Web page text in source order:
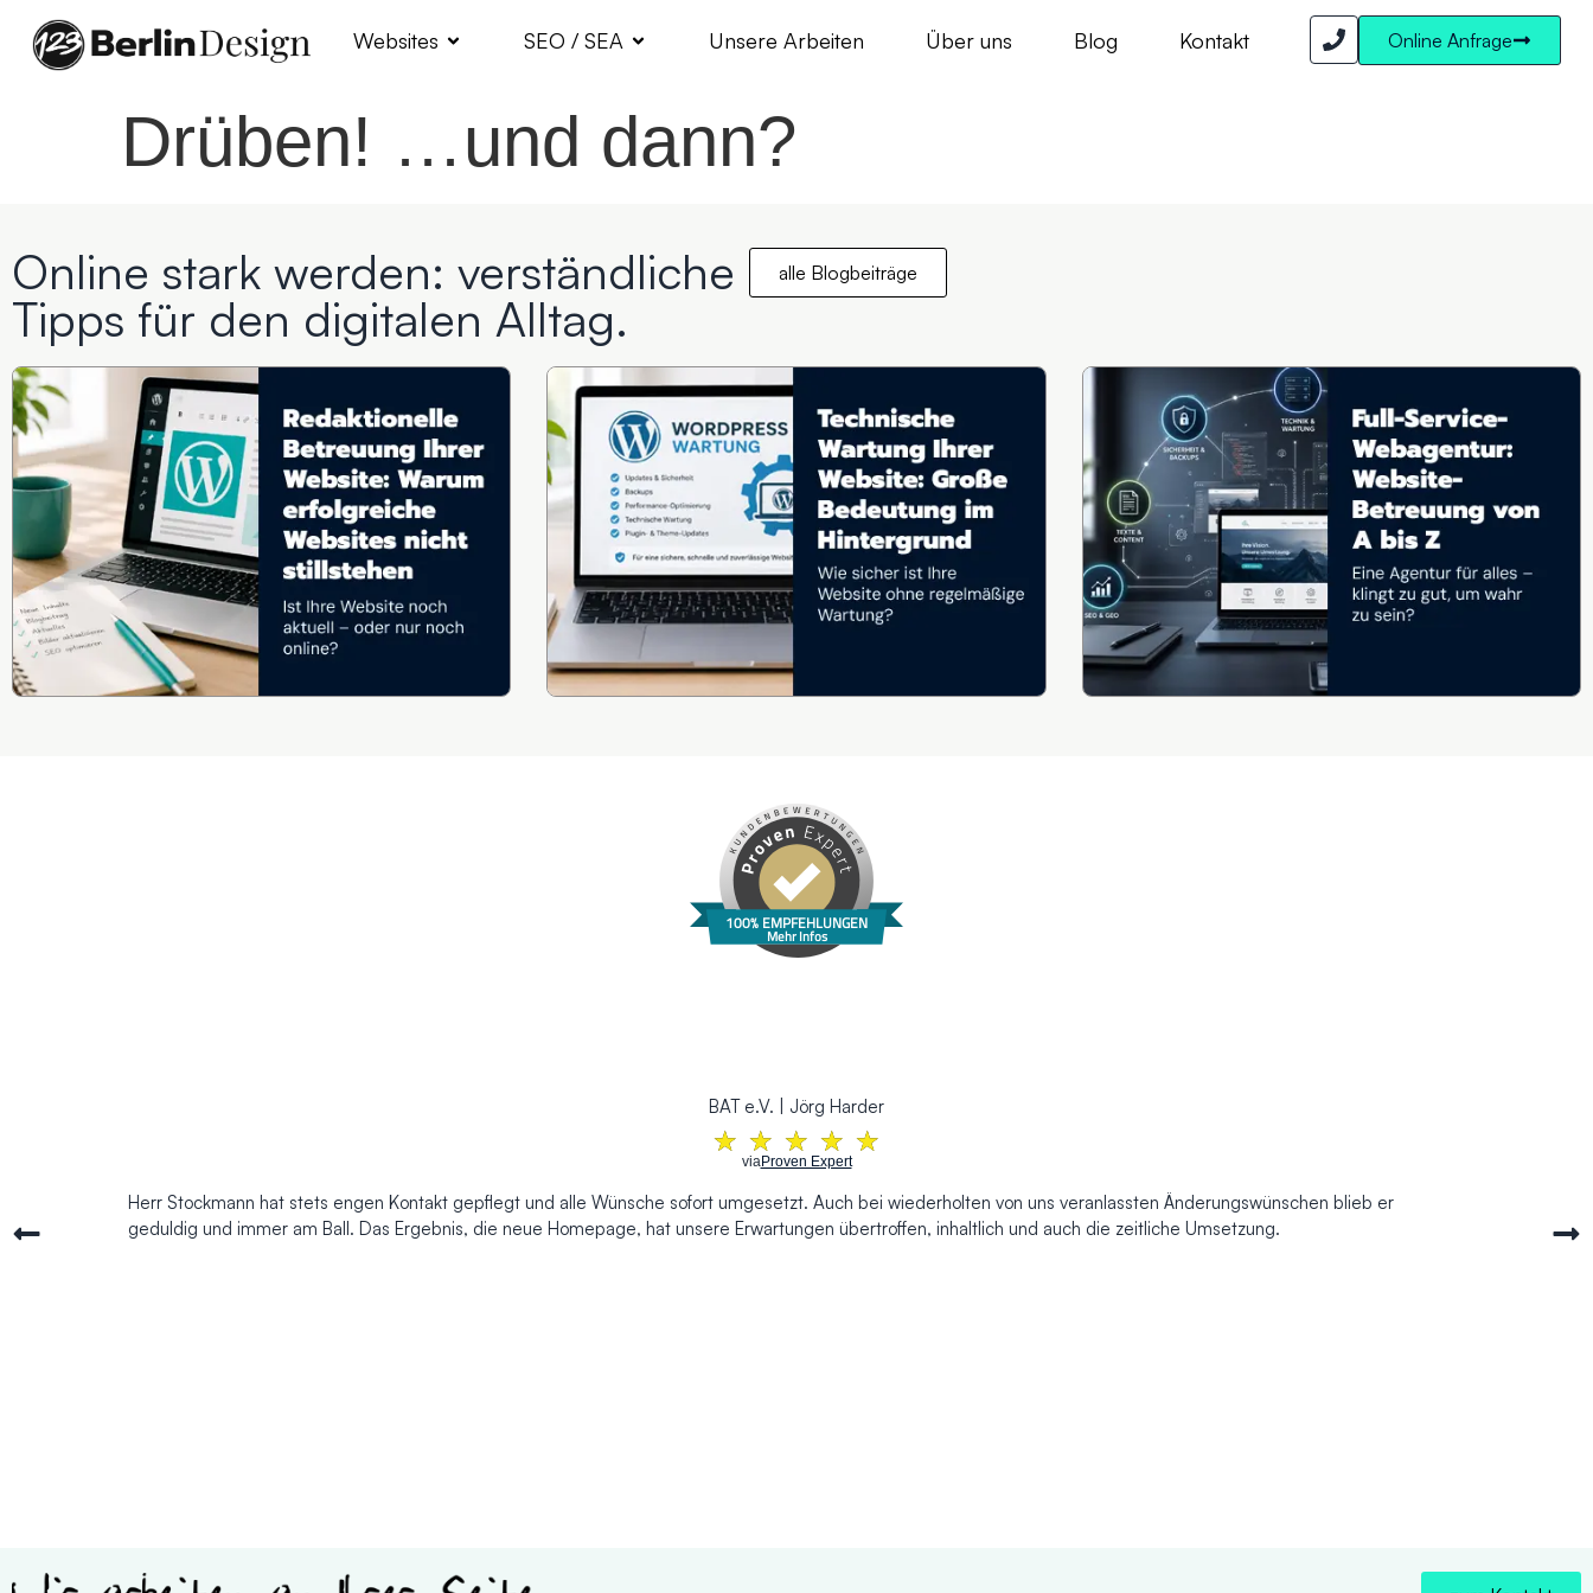
Websites SEO / SEA Unsere Arbeiten Über uns Blog Kontakt Online Anfrage
Drüben! …und dann?
Online stark werden: verständliche
Tipps für den digitalen Alltag.
alle Blogbeiträge
100% EMPFEHLUNGEN
Mehr Infos
BAT e.V. | Jörg Harder
★ ★ ★ ★ ★
viaProven Expert
Herr Stockmann hat stets engen Kontakt gepflegt und alle Wünsche sofort umgesetzt. Auch bei wiederholten von uns veranlassten Änderungswünschen blieb er
geduldig und immer am Ball. Das Ergebnis, die neue Homepage, hat unsere Erwartungen übertroffen, inhaltlich und auch die zeitliche Umsetzung.